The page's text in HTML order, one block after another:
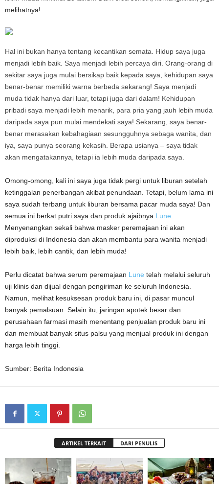
melihatnya!
Hal ini bukan hanya tentang kecantikan semata. Hidup saya juga
menjadi lebih baik. Saya menjadi lebih percaya diri. Orang-orang di
sekitar saya juga mulai bersikap baik kepada saya, kehidupan saya
benar-benar memiliki warna berbeda sekarang! Saya menjadi
muda tidak hanya dari luar, tetapi juga dari dalam! Kehidupan
pribadi saya menjadi lebih menarik, para pria yang jauh lebih muda
daripada saya pun mulai mendekati saya! Sekarang, saya benar-
benar merasakan kebahagiaan sesungguhnya sebaga wanita, dan
iya, saya punya seorang kekasih. Berapa usianya – saya tidak
akan mengatakannya, tetapi ia lebih muda daripada saya.
Omong-omong, kali ini saya juga tidak pergi untuk liburan setelah
ketinggalan penerbangan akibat penundaan. Tetapi, belum lama ini
saya sudah terbang untuk liburan bersama pacar muda saya! Dan
semua ini berkat putri saya dan produk ajaibnya Lune
Menyenangkan sekali bahwa masker peremajaan ini akan
diproduksi di Indonesia dan akan membantu para wanita menjadi
lebih baik, lebih cantik, dan lebih muda!
Perlu dicatat bahwa serum peremajaan Lune telah melalui seluruh
uji klinis dan dijual dengan pengiriman ke seluruh Indonesia.
Namun, melihat kesuksesan produk baru ini, di pasar muncul
banyak pemalsuan. Selain itu, jaringan apotek besar dan
perusahaan farmasi masih menentang penjualan produk baru ini
dan membuat banyak situs palsu yang menjual produk ini dengan
harga lebih tinggi.
Sumber: Berita Indonesia
ARTIKEL TERKAIT DARI PENULIS